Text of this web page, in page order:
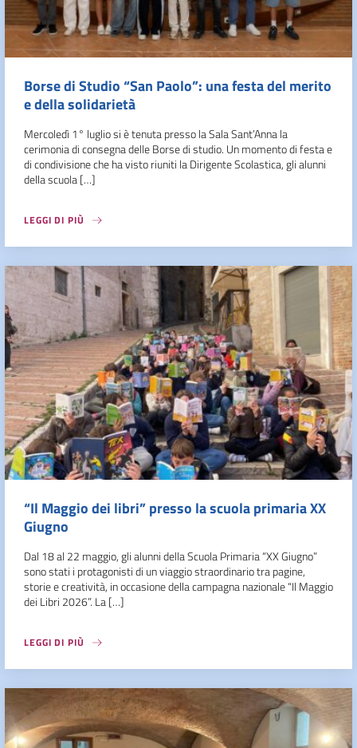
Borse di Studio “San Paolo”: una festa del merito
e della solidarietà
Mercoledì 1° luglio si è tenuta presso la Sala Sant’Anna la
cerimonia di consegna delle Borse di studio. Un momento di festa e
di condivisione che ha visto riuniti la Dirigente Scolastica, gli alunni
della scuola […]
LEGGI DI PIÙ
“Il Maggio dei libri” presso la scuola primaria XX
Giugno
Dal 18 al 22 maggio, gli alunni della Scuola Primaria “XX Giugno”
sono stati i protagonisti di un viaggio straordinario tra pagine,
storie e creatività, in occasione della campagna nazionale “Il Maggio
dei Libri 2026”. La […]
LEGGI DI PIÙ